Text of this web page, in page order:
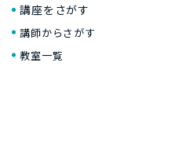
講座をさがす
講師からさがす
教室一覧